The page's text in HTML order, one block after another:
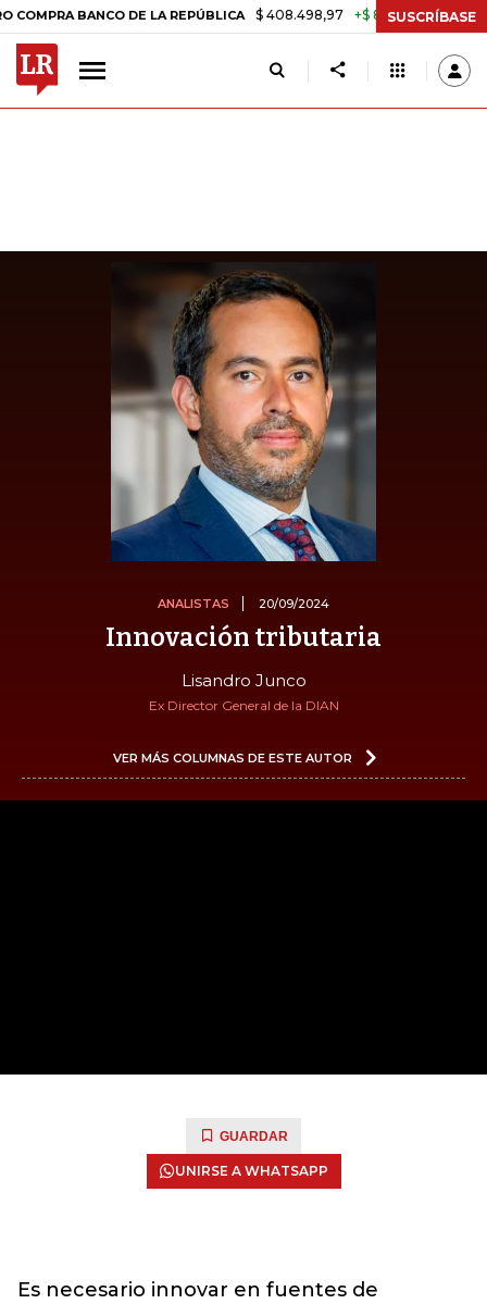
BANCO DE LA REPÚBLICA $ 408.498,97 +$ 8.753,81 +2,19%
SUSCRÍBASE
ANALISTAS 20/09/2024
Innovación tributaria
Lisandro Junco
Ex Director General de la DIAN
VER MÁS COLUMNAS DE ESTE AUTOR
GUARDAR
UNIRSE A WHATSAPP
Es necesario innovar en fuentes de